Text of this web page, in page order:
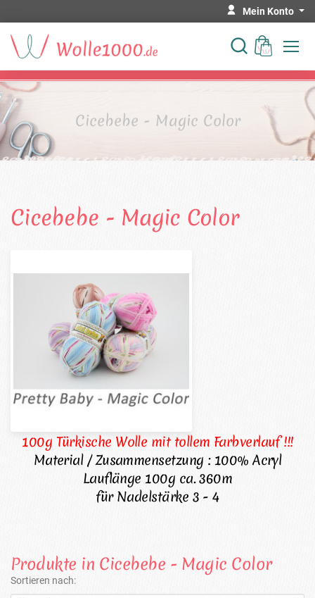
Mein Konto
Cicebebe - Magic Color
Cicebebe - Magic Color
100g Türkische Wolle mit tollem Farbverlauf !!!
Material / Zusammensetzung : 100% Acryl
Lauflänge 100g ca. 360m
für Nadelstärke 3 - 4
Produkte in Cicebebe - Magic Color
Sortieren nach: